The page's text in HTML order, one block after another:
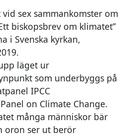
sex sammankomster om
biskopsbrev om klimatet”
i Svenska kyrkan,
läget ur
som underbyggs på
IPCC
on Climate Change.
många människor bär
oron ser ut berör